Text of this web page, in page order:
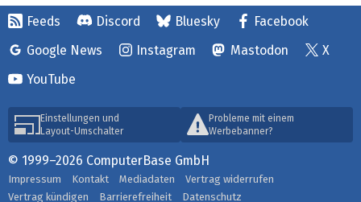
Feeds Discord Bluesky
Facebook
Google News
Instagram Mastodon
X
YouTube
Einstellungen und
Layout-Umschalter
Probleme mit einem
Werbebanner?
© 1999–2026 ComputerBase GmbH
Impressum Kontakt Mediadaten
Vertrag widerrufen
Vertrag kündigen
Barrierefreiheit Datenschutz